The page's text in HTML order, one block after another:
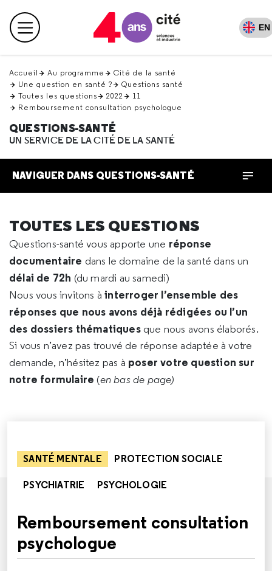
en
haut Menu principal EN
Accueil Au programme
Cité de la santé
Une question en santé ?
Questions santé
Toutes les questions
2022
11
Remboursement consultation psychologue
QUESTIONS-SANTÉ
UN SERVICE DE LA CITÉ DE LA SANTÉ
NAVIGUER DANS QUESTIONS-SANTÉ
TOUTES LES QUESTIONS
Questions-santé vous apporte une réponse
documentaire dans le domaine de la santé dans un
délai de 72h (du mardi au samedi)
Nous vous invitons àinterroger l’ensemble des
réponses que nous avons déjà rédigées ou l’un
des dossiers thématiques que nous avons élaborés.
Si vous n’avez pas trouvé de réponse adaptée à votre
demande, n’hésitez pas à poser votre question sur
notre formulaire (en bas de page)
SANTÉ MENTALE PROTECTION SOCIALE
PSYCHIATRIE PSYCHOLOGIE
Remboursement consultation
psychologue